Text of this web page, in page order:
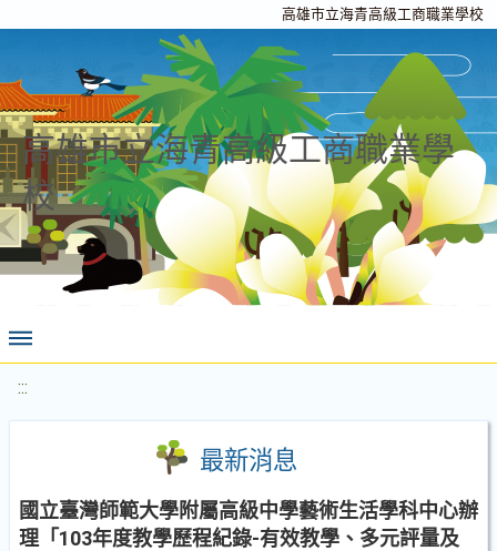
高雄市立海青高級工商職業學校
高雄市立海青高級工商職業學
校
:::
最新消息
國立臺灣師範大學附屬高級中學藝術生活學科中心辦
理「103年度教學歷程紀錄-有效教學、多元評量及